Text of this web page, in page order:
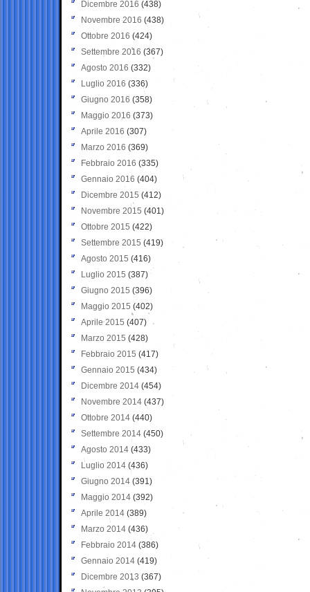
Dicembre 2016 (438)
Novembre 2016 (438)
Ottobre 2016 (424)
Settembre 2016 (367)
Agosto 2016 (332)
Luglio 2016 (336)
Giugno 2016 (358)
Maggio 2016 (373)
Aprile 2016 (307)
Marzo 2016 (369)
Febbraio 2016 (335)
Gennaio 2016 (404)
Dicembre 2015 (412)
Novembre 2015 (401)
Ottobre 2015 (422)
Settembre 2015 (419)
Agosto 2015 (416)
Luglio 2015 (387)
Giugno 2015 (396)
Maggio 2015 (402)
Aprile 2015 (407)
Marzo 2015 (428)
Febbraio 2015 (417)
Gennaio 2015 (434)
Dicembre 2014 (454)
Novembre 2014 (437)
Ottobre 2014 (440)
Settembre 2014 (450)
Agosto 2014 (433)
Luglio 2014 (436)
Giugno 2014 (391)
Maggio 2014 (392)
Aprile 2014 (389)
Marzo 2014 (436)
Febbraio 2014 (386)
Gennaio 2014 (419)
Dicembre 2013 (367)